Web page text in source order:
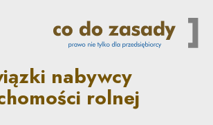
nabywcy
rolnej